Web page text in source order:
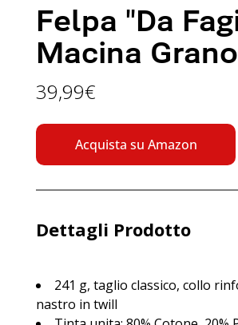
Felpa "Da
Macina
39,99€
Acquista su Amazon
Dettagli Prodotto
241 g, taglio classico, collo
nastro in twill